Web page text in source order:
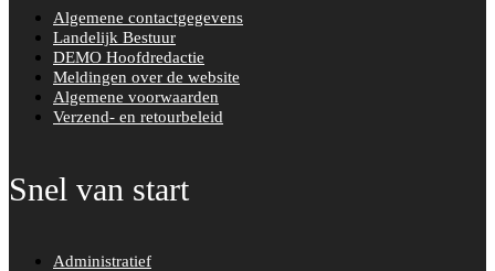
Algemene contactgegevens
Landelijk Bestuur
DEMO Hoofdredactie
Meldingen over de website
Algemene voorwaarden
Verzend- en retourbeleid
Snel van start
Administratief